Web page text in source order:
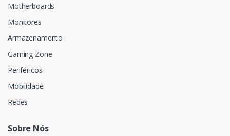
Motherboards
Monitores
Armazenamento
Gaming Zone
Periféricos
Mobilidade
Redes
Sobre Nós